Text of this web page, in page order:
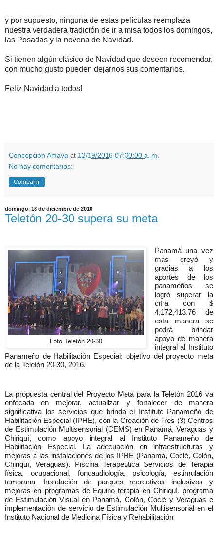
y por supuesto, ninguna de estas películas reemplaza
nuestra verdadera tradición de ir a misa todos los domingos,
las Posadas y la novena de Navidad.
Si tienen algún clásico de Navidad que deseen recomendar,
con mucho gusto pueden dejarnos sus comentarios.
Feliz Navidad a todos!
Concepción Amaya at 12/19/2016 07:30:00 a. m.
No hay comentarios:
Compartir
domingo, 18 de diciembre de 2016
Teletón 20-30 supera su meta
Foto Teletón 20-30
Panamá una vez
más creyó y
gracias a los
aportes de los
panameños se
logró superar la
cifra con $
4,172,413.76 de
esta manera se
podrá brindar
apoyo de manera
integral al Instituto
Panameño de Habilitación Especial; objetivo del proyecto meta
de la Teletón 20-30, 2016.
La propuesta central del Proyecto Meta para la Teletón 2016 va
enfocada en mejorar, actualizar y fortalecer de manera
significativa los servicios que brinda el Instituto Panameño de
Habilitación Especial (IPHE), con la Creación de Tres (3) Centros
de Estimulación Multisensorial (CEMS) en Panamá, Veraguas y
Chiriquí, como
apoyo integral al Instituto Panameño de
Habilitación Especial. La adecuación en infraestructuras y
mejoras a las instalaciones de los IPHE (Panama, Coclé, Colón,
Chiriquí, Veraguas). Piscina Terapéutica Servicios de Terapia
física, ocupacional, fonoaudiología, psicología, estimulación
temprana.
Instalación de parques recreativos inclusivos y
mejoras en programas de Equino terapia en Chiriquí, programa
de Estimulación Visual en Panamá, Colón, Coclé y Veraguas e
implementación de servicio de Estimulación Multisensorial en el
Instituto Nacional de Medicina Física y Rehabilitación